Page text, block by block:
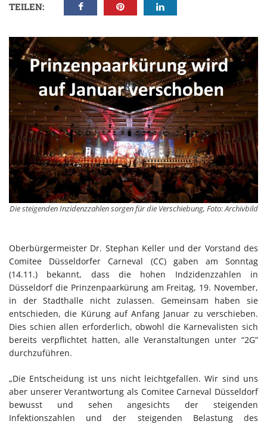
TEILEN:
Die steigenden Inzidenzzahlen sorgen für die Verschiebung, Foto: Archivbild
Oberbürgermeister Dr. Stephan Keller und der Vorstand des
Comitee Düsseldorfer Carneval (CC) gaben am Sonntag
(14.11.) bekannt, dass die hohen Indzidenzzahlen in
Düsseldorf die Prinzenpaarkürung am Freitag, 19. November,
in der Stadthalle nicht zulassen. Gemeinsam haben sie
entschieden, die Kürung auf Anfang Januar zu verschieben.
Dies schien allen erforderlich, obwohl die Karnevalisten sich
bereits verpflichtet hatten, alle Veranstaltungen unter “2G”
durchzuführen.
„Die Entscheidung ist uns nicht leichtgefallen. Wir sind uns
aber unserer Verantwortung als Comitee Carneval Düsseldorf
bewusst und sehen angesichts der steigenden
Infektionszahlen und der steigenden Belastung des